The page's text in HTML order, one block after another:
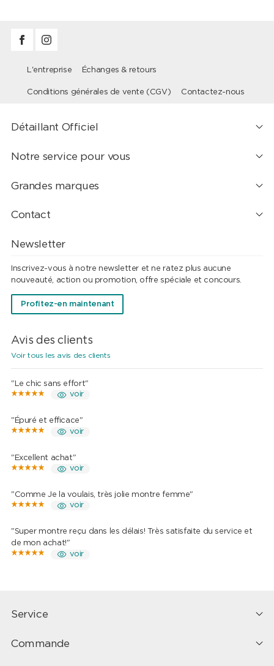
L'entreprise Échanges & retours
Conditions générales de vente (CGV) Contactez-nous
Détaillant Officiel
Notre service pour vous
Grandes marques
Contact
Newsletter
Inscrivez-vous à notre newsletter et ne ratez plus aucune
nouveauté, action ou promotion, offre spéciale et concours.
Profitez-en maintenant
Avis des clients
Voir tous les avis des clients
"Le chic sans effort"
voir
"Épuré et efficace"
voir
"Excellent achat"
voir
"Comme Je la voulais, très jolie montre femme"
voir
"Super montre reçu dans les délais! Très satisfaite du service et
de mon achat!"
voir
Service
Commande